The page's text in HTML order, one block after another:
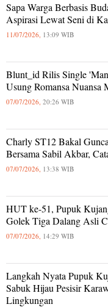
Sapa Warga Berbasis
Aspirasi Lewat Seni di
11/07/2026, 13:09 WIB
Blunt_id Rilis Single
Usung Romansa Nuansa
07/07/2026, 20:26 WIB
Charly ST12 Bakal
Bersama Sabil Akbar,
07/07/2026, 13:38 WIB
HUT ke-51, Pupuk
Golek Tiga Dalang Asli
07/07/2026, 14:29 WIB
Langkah Nyata Pupuk
Sabuk Hijau Pesisir
Lingkungan